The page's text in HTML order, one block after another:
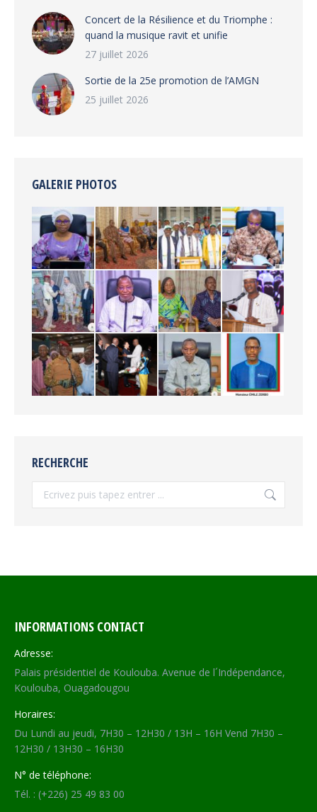
‎​Concert de la Résilience et du Triomphe :
quand la musique ravit et unifie
27 juillet 2026
‎Sortie de la 25e promotion de l’AMGN
25 juillet 2026
GALERIE PHOTOS
RECHERCHE
INFORMATIONS CONTACT
Adresse:
Palais présidentiel de Koulouba. Avenue de l´Indépendance,
Koulouba, Ouagadougou
Horaires:
Du Lundi au jeudi, 7H30 – 12H30 / 13H – 16H Vend 7H30 –
12H30 / 13H30 – 16H30
N° de téléphone:
Tél. : (+226) 25 49 83 00